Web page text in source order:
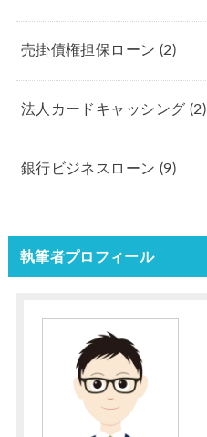
売掛債権担保ローン (2)
法人カードキャッシング (2)
銀行ビジネスローン (9)
執筆者プロフィール